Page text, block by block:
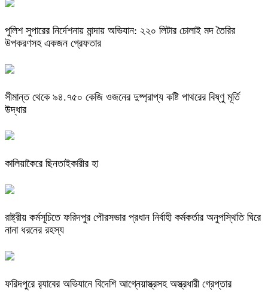
পুলিশ সুপারের নির্দেশনায় মান্দায় অভিযান: ২২০ লিটার চোলাই মদ তৈরির
উপকরণসহ একজন গ্রেফতার
সীমান্ত থেকে ৯৪.৭৫০ কেজি ওজনের দুষ্প্রাপ্য কষ্টি পাথরের বিষ্ণু মূর্তি
উদ্ধার
কালিয়াকৈরে ছিনতাইকারীর হা
রাষ্ট্রীয় কর্মসূচিতে ফরিদপুর পৌরসভার প্রধান নির্বাহী কর্মকর্তার অনুপস্থিতি ঘিরে
নানা ধরনের রহস্য
ফরিদপুরে র‌্যাবের অভিযানে বিদেশি আগ্নেয়াস্ত্রসহ অস্ত্রধারী গ্রেপ্তার